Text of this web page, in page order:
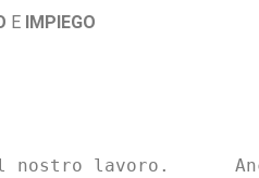
E IMPIEGO
nostro lavoro.